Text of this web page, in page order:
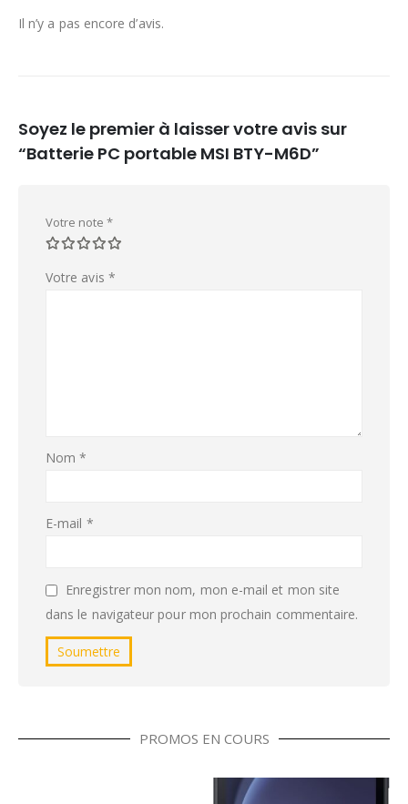
Il n’y a pas encore d’avis.
Soyez le premier à laisser votre avis sur
“Batterie PC portable MSI BTY-M6D”
Votre note *
Votre avis *
Nom*
E-mail *
Enregistrer mon nom, mon e-mail et mon site
dans le navigateur pour mon prochain commentaire.
PROMOS EN COURS